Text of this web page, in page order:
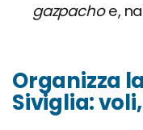
gazpachoe,
Organizza
Siviglia: